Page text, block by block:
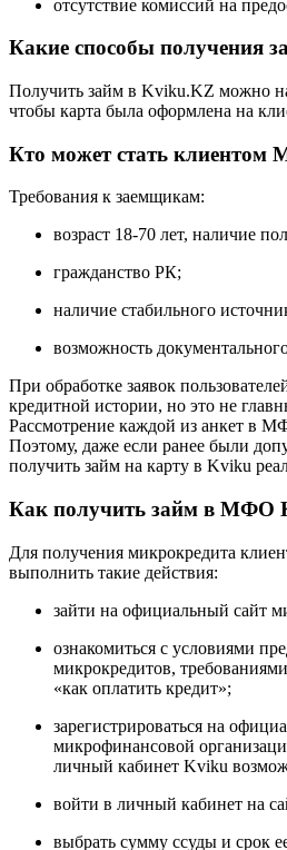
отсутствие комиссий на
Какие способы получения
Получить займ в Kviku.KZ можно
чтобы карта была оформлена на
Кто может стать
Требования к заемщикам:
возраст 18-70 лет, наличие
гражданство РК;
наличие стабильного
возможность
При обработке заявок
кредитной истории, но это не
Рассмотрение каждой из анкет в
Поэтому, даже если ранее были
получить займ на карту в Kviku
Как получить займ в МФО
Для получения микрокредита
выполнить такие действия:
зайти на официальный сайт
ознакомиться с условиями
микрокредитов,
«как оплатить кредит»;
зарегистрироваться на
микрофинансовой
личный кабинет Kviku
войти в личный кабинет на
выбрать сумму ссуды и срок